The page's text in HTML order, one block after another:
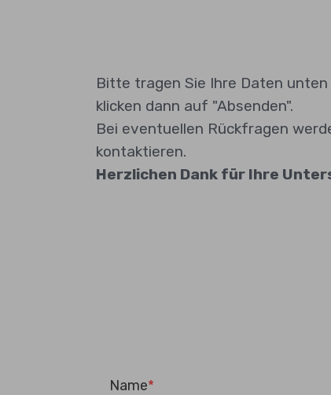
Bitte tragen Sie Ihre Daten unten
klicken dann auf "Absenden".
Bei eventuellen Rückfragen
kontaktieren.
Herzlichen Dank für Ihre
Name